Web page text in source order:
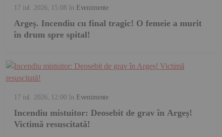
17 iul. 2026, 15:08 în Evenimente
Argeș. Incendiu cu final tragic! O femeie a murit
în drum spre spital!
17 iul. 2026, 12:00 în Evenimente
Incendiu mistuitor: Deosebit de grav în Argeș!
Victimă resuscitată!